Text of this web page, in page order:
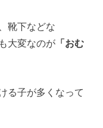
靴下などな
大変なのが 「おむ
る子が多くなって